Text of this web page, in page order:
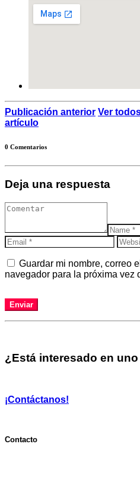
Publicación anterior Ver
artículo
0 Comentarios
Deja una respuesta
Guardar mi nombre, correo
navegador para la próxima vez
¿Está interesado en
¡Contáctanos!
Contacto